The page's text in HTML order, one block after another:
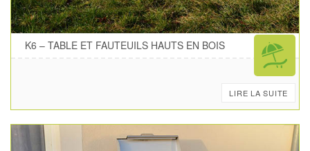
K6 – TABLE ET FAUTEUILS HAUTS EN BOIS
LIRE LA SUITE